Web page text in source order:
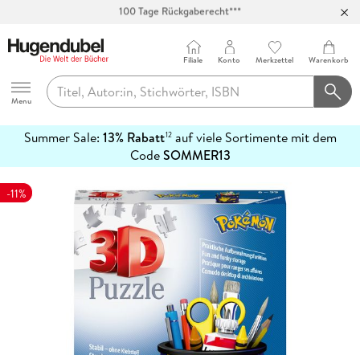
Abholung in über 100 Filialen
Hugendubel
Menu
Filiale Konto Merkzettel Warenkorb
Summer Sale: 13% Rabatt12auf viele Sortimente mit dem
CodeSOMMER13
erfahren
-11%